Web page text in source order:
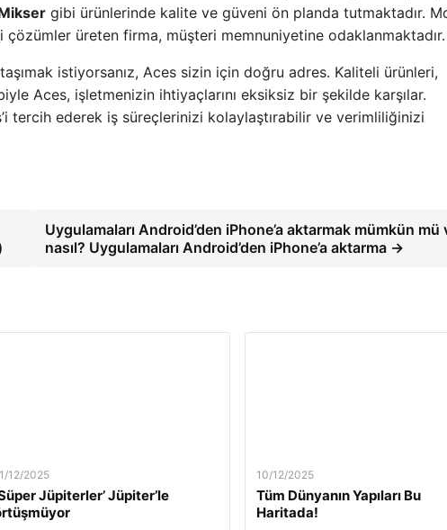
gibi ürünlerinde kalite ve güveni ön planda tutmaktadır.
üreten firma, müşteri memnuniyetine odaklanmaktadır.
istiyorsanız, Aces sizin için doğru adres. Kaliteli ürünleri,
Aces, işletmenizin ihtiyaçlarını eksiksiz bir şekilde karşılar.
tercih ederek iş süreçlerinizi kolaylaştırabilir ve verimliliğinizi
Uygulamaları Android’den iPhone’a aktarmak mümkün mü
nasıl? Uygulamaları Android’den iPhone’a aktarma →
12/2025
Jüpiterler’ Jüpiter’le
10/12/2025
Tüm Dünyanın Yapıları Bu
Haritada!